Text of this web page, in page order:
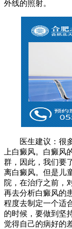
外线的照射。
医生建议：很多
上白癜风。白癜风
群，因此，我们要
离白癜风。但是儿
院，在治疗之前，
再去分析白癜风的
程度去制定一个适
的时候，要做到坚
觉得自己的病好的